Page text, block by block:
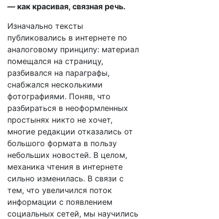
— как красивая, связная речь.
Изначально тексты
публиковались в интернете по
аналоговому принципу: материал
помещался на страницу,
разбивался на параграфы,
снабжался несколькими
фотографиями. Поняв, что
разбираться в неоформленных
простынях никто не хочет,
многие редакции отказались от
большого формата в пользу
небольших новостей. В целом,
механика чтения в интернете
сильно изменилась. В связи с
тем, что увеличился поток
информации с появлением
социальных сетей, мы научились